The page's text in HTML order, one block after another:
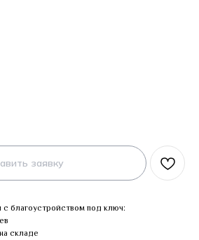
заявку
с благоустройством под ключ:
складе